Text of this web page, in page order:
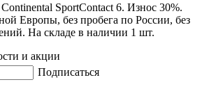
SportContact 6. Износ 30%.
Европы, без пробега по России, без
На складе в наличии 1 шт.
и акции
Подписаться